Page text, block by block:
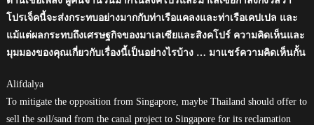
โปรเจ็คนี้จะส่งกระทบอย่างมากกับท่าเรือแคลงและท่าเรือเคปเปล และ
แม้แต่ผลกระทบถึงเศรษฐกิจของมาเลเซียและสิงคโปร์ ความคิดเห็นและ
มุมมองของคุณเกี่ยวกับเรื่องนี้เป็นอย่างไรบ้าง … มาแชร์ความคิดเห็นกั้น
Alifdalya
To mitigate the opposition from Singapore, maybe Thailand should offer to
sell the soil/sand from the canal project to Singapore for its reclamation